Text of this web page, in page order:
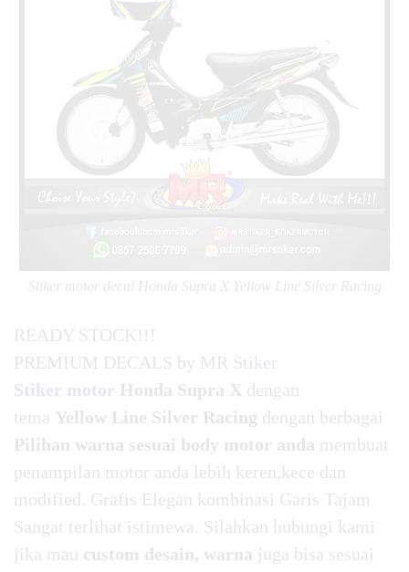
Stiker motor decal Honda Supra X Yellow Line Silver Racing
READY STOCK!!!
PREMIUM DECALS by MR Stiker
Stiker motor Honda Supra X dengan
tema Yellow Line Silver Racing dengan berbagai
Pilihan warna sesuai body motor anda membuat
penampilan motor anda lebih keren,kece dan
modified. Grafis Elegan kombinasi Garis Tajam
Sangat terlihat istimewa. Silahkan hubungi kami
jika mau custom desain, warna juga bisa sesuai